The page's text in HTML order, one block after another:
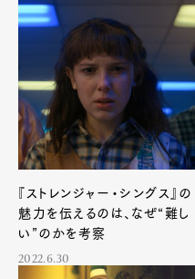
『ストレンジャー・シングス』の
魅力を伝えるのは、なぜ“難し
い”のかを考察
2022.6.30